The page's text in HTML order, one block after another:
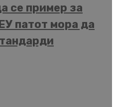
се пример за
патот мора да